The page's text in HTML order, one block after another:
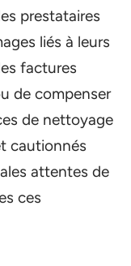
prestataires
liés à leurs
factures
de compenser
de nettoyage
cautionnés
attentes de
ces